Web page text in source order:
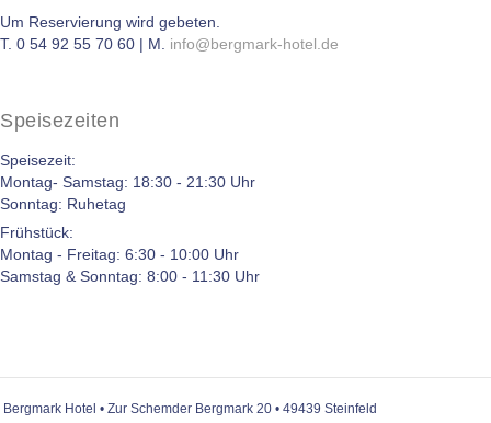
Um Reservierung wird gebeten.
T. 0 54 92 55 70 60 | M. info@bergmark-hotel.de
Speisezeiten
Speisezeit:
Montag- Samstag: 18:30 - 21:30 Uhr
Sonntag: Ruhetag
Frühstück:
Montag - Freitag: 6:30 - 10:00 Uhr
Samstag & Sonntag: 8:00 - 11:30 Uhr
Bergmark Hotel • Zur Schemder Bergmark 20 • 49439 Steinfeld